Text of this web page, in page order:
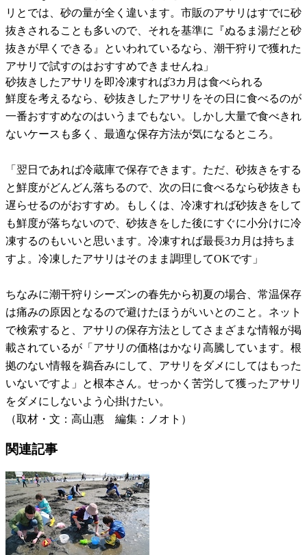
リとでは、砂の量が全く違います。市販のアサリはすでに砂
抜きされることも多いので、それを基準に『ぬるま湯だと砂
抜きが早くできる』といわれているなら、潮干狩りで獲れた
アサリで試すのはおすすめできませんね」
砂抜きしたアサリを即冷凍すれば3カ月は食べられる
鮮度を考えるなら、砂抜きしたアサリをその日に食べるのが
一番おすすめなのはいうまでもない。しかし大量で食べきれ
ないケースも多く、最適な保存方法が気になるところ。
「翌日であれば冷蔵庫で保存できます。ただ、砂抜きをする
と鮮度がどんどん落ちるので、次の日に食べるなら砂抜きも
遅らせるのがおすすめ。もしくは、冷凍すれば砂抜きをして
も鮮度が落ちないので、砂抜きをした後にすぐに小分けに冷
凍するのもいいと思います。冷凍すれば最長3カ月は持ちま
すよ。冷凍したアサリはそのまま調理してOKです」
ちなみに潮干狩りシーズンの春先から初夏の場合、常温保存
は痛みの原因となるので避けたほうがいいとのこと。ネット
で検索すると、アサリの保存方法としてさまざまな情報が掲
載されているが「アサリの価格はかなり高騰しています。根
拠のない情報を鵜呑みにして、アサリをダメにしてはもった
いないですよ」と根本さん。せっかく苦労して獲ったアサリ
をダメにしないよう心掛けたい。
（取材・文：高山惠 編集：ノオト）
関連記事